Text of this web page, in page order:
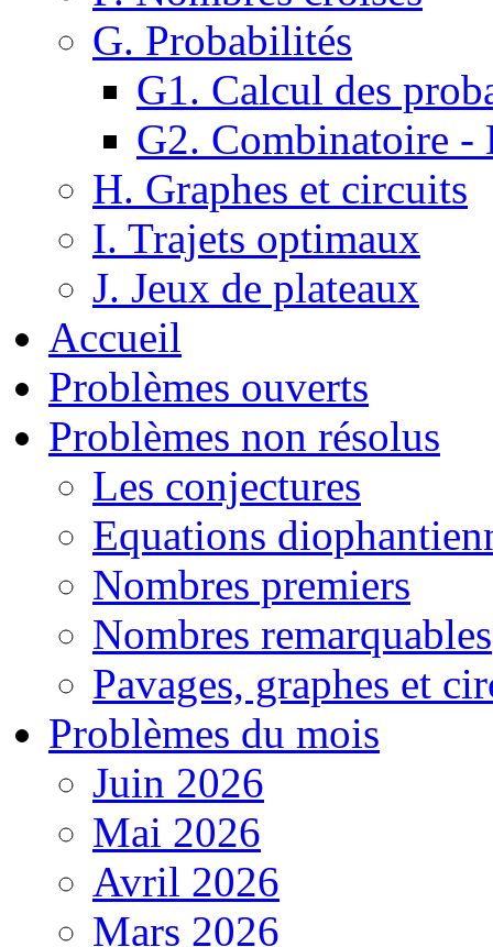
G. Probabilités
G1. Calcul des
G2. Combinatoire -
H. Graphes et circuits
I. Trajets optimaux
J. Jeux de plateaux
Accueil
Problèmes ouverts
Problèmes non résolus
Les conjectures
Equations
Nombres premiers
Nombres remarquables
Pavages, graphes et
Problèmes du mois
Juin 2026
Mai 2026
Avril 2026
Mars 2026